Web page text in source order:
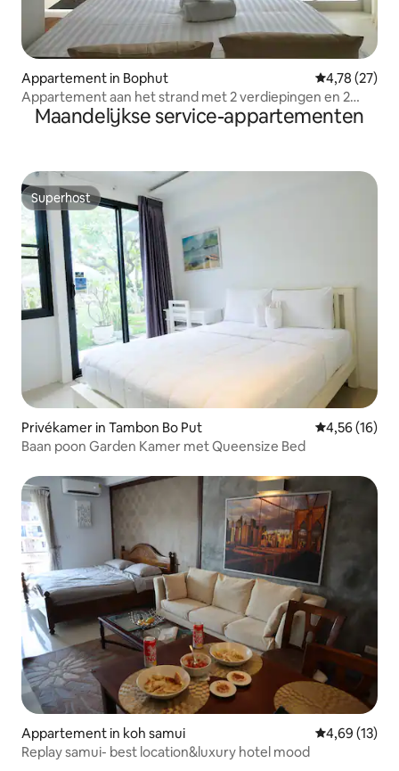
Appartement in Bophut Gemiddelde
4,78 (27)
Appartement aan het strand met 2 verdiepingen en 2
balkons @ bekroond hotel
Maandelijkse service-appartementen
Superhost
Superhost
Privékamer in Tambon Bo Put Gemiddelde
4,56 (16)
Baan poon Garden Kamer met Queensize Bed
Appartement in koh samui Gemiddelde
4,69 (13)
Replay samui- best location&luxury hotel mood